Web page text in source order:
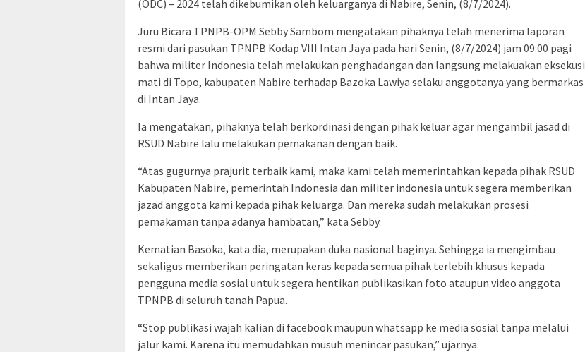
(ODC) – 2024 telah dikebumikan oleh keluarganya di Nabire, Senin, (8/7/2024).
Juru Bicara TPNPB-OPM Sebby Sambom mengatakan pihaknya telah menerima laporan
resmi dari pasukan TPNPB Kodap VIII Intan Jaya pada hari Senin, (8/7/2024) jam 09:00 pagi
bahwa militer Indonesia telah melakukan penghadangan dan langsung melakuakan eksekusi
mati di Topo, kabupaten Nabire terhadap Bazoka Lawiya selaku anggotanya yang bermarkas
di Intan Jaya.
Ia mengatakan, pihaknya telah berkordinasi dengan pihak keluar agar mengambil jasad di
RSUD Nabire lalu melakukan pemakanan dengan baik.
“Atas gugurnya prajurit terbaik kami, maka kami telah memerintahkan kepada pihak RSUD
Kabupaten Nabire, pemerintah Indonesia dan militer indonesia untuk segera memberikan
jazad anggota kami kepada pihak keluarga. Dan mereka sudah melakukan prosesi
pemakaman tanpa adanya hambatan,” kata Sebby.
Kematian Basoka, kata dia, merupakan duka nasional baginya. Sehingga ia mengimbau
sekaligus memberikan peringatan keras kepada semua pihak terlebih khusus kepada
pengguna media sosial untuk segera hentikan publikasikan foto ataupun video anggota
TPNPB di seluruh tanah Papua.
“Stop publikasi wajah kalian di facebook maupun whatsapp ke media sosial tanpa melalui
jalur kami. Karena itu memudahkan musuh menincar pasukan,” ujarnya.